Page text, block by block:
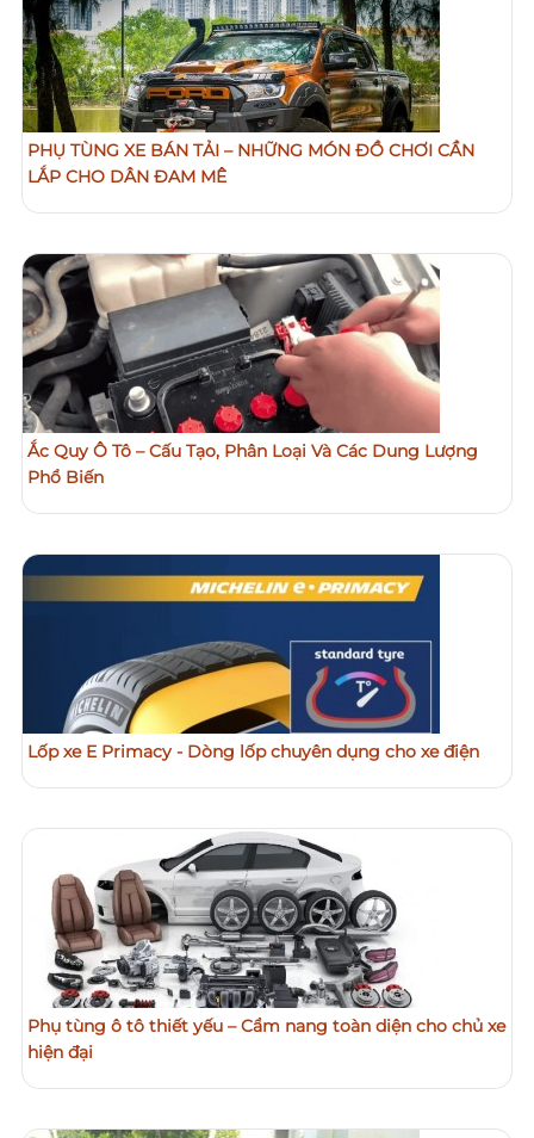
PHỤ TÙNG XE BÁN TẢI – NHỮNG MÓN ĐỒ CHƠI CẦN
LẮP CHO DÂN ĐAM MÊ
Ắc Quy Ô Tô – Cấu Tạo, Phân Loại Và Các Dung Lượng
Phổ Biến
Lốp xe E Primacy - Dòng lốp chuyên dụng cho xe điện
Phụ tùng ô tô thiết yếu – Cẩm nang toàn diện cho chủ xe
hiện đại